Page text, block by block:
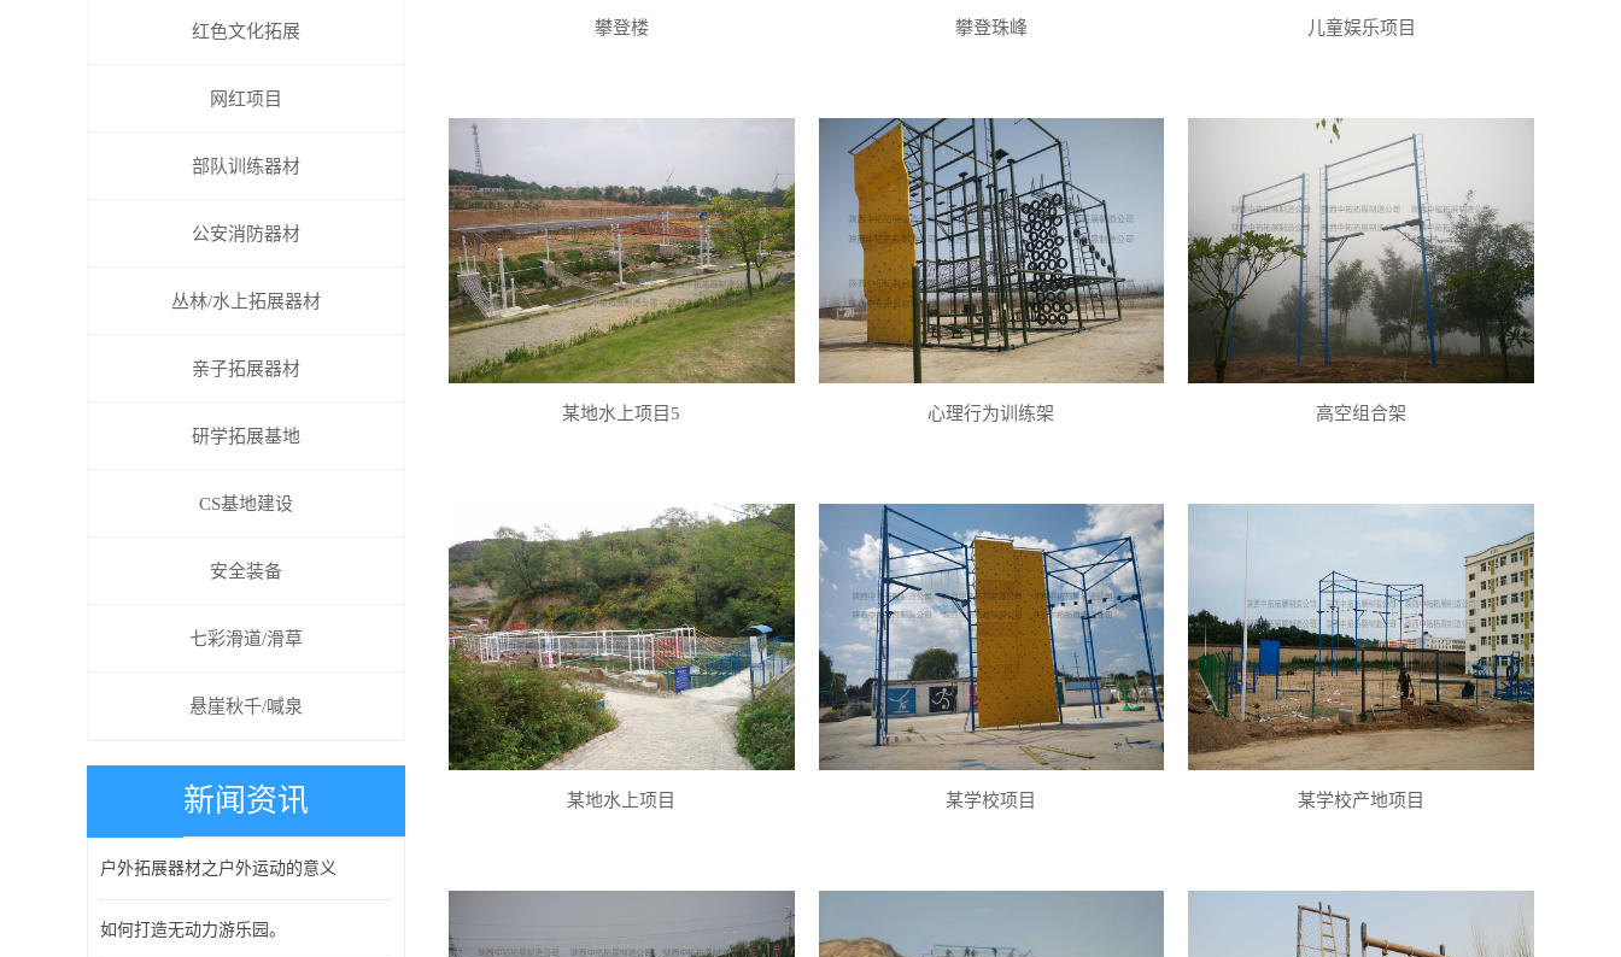
红色文化拓展
网红项目
部队训练器材
公安消防器材
丛林/水上拓展器材
亲子拓展器材
研学拓展基地
CS基地建设
安全装备
七彩滑道/滑草
悬崖秋千/喊泉
新闻资讯
户外拓展器材之户外运动的意义
如何打造无动力游乐园。
攀登楼 攀登珠峰 儿童娱乐项目
某地水上项目5 心理行为训练架 高空组合架
某地水上项目 某学校项目 某学校产地项目